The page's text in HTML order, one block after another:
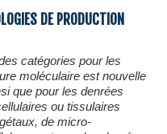
DE PRODUCTION
catégories pour les
moléculaire est nouvelle
que pour les denrées
ou tissulaires
de micro-